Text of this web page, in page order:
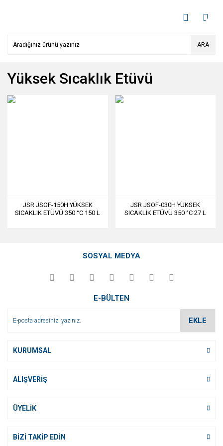
ARA
Yüksek Sıcaklık Etüvü
JSR JSOF-150H YÜKSEK
SICAKLIK ETÜVÜ 350 °C 150 L
JSR JSOF-030H YÜKSEK
SICAKLIK ETÜVÜ 350 °C 27 L
SOSYAL MEDYA
E-BÜLTEN
EKLE
KURUMSAL
ALIŞVERİŞ
ÜYELİK
BİZİ TAKİP EDİN